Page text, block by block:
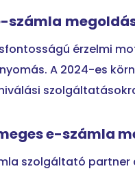
számla
érzelmi
A 2024-es
e-számla
szolgáltató